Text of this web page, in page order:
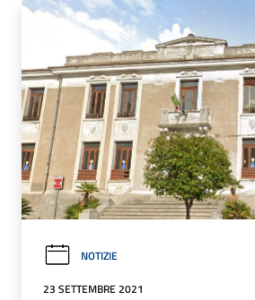
NOTIZIE
23 SETTEMBRE 2021